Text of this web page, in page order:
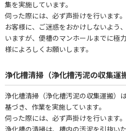
集を実施しています。
伺った際には、必ず声掛けを行います。
お客様に、ご迷惑をおかけしないよう
いますが、便槽のマンホールまでに極
様によろしくお願いします。
浄化槽清掃（浄化槽汚泥の収集運搬
浄化槽清掃（浄化槽汚泥の収集運搬）
基づき、作業を実施しています。
伺った際には、必ず声掛けを行います。